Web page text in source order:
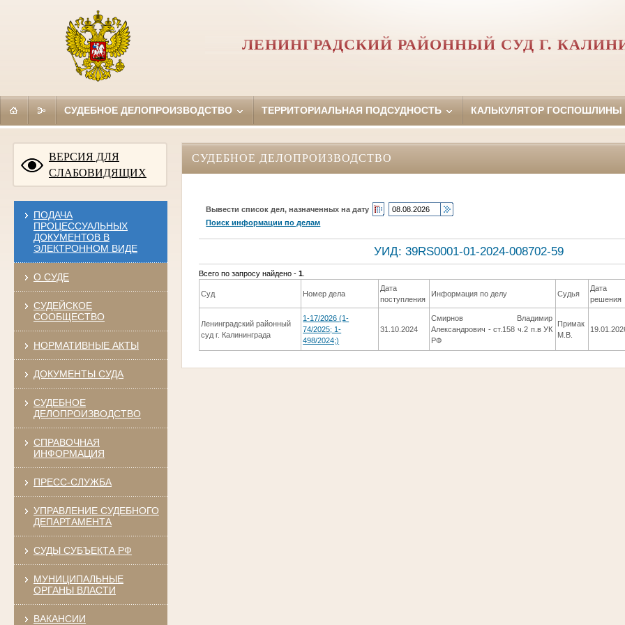
ЛЕНИНГРАДСКИЙ РАЙОННЫЙ СУД Г.
СУДЕБНОЕ ДЕЛОПРОИЗВОДСТВО ТЕРРИТОРИАЛЬНАЯ ПОДСУДНОСТЬ КАЛЬКУЛЯТОР ГОСПОШЛИНЫ
ВЕРСИЯ ДЛЯ
СЛАБОВИДЯЩИХ
ПОДАЧА
ПРОЦЕССУАЛЬНЫХ
ДОКУМЕНТОВ В
ЭЛЕКТРОННОМ ВИДЕ
О СУДЕ
СУДЕЙСКОЕ
СООБЩЕСТВО
НОРМАТИВНЫЕ АКТЫ
ДОКУМЕНТЫ СУДА
СУДЕБНОЕ
ДЕЛОПРОИЗВОДСТВО
СПРАВОЧНАЯ
ИНФОРМАЦИЯ
ПРЕСС-СЛУЖБА
УПРАВЛЕНИЕ СУДЕБНОГО
ДЕПАРТАМЕНТА
СУДЫ СУБЪЕКТА РФ
МУНИЦИПАЛЬНЫЕ
ОРГАНЫ ВЛАСТИ
ВАКАНСИИ
СУДЕБНОЕ ДЕЛОПРОИЗВОДСТВО
Вывести список дел, назначенных на дату
Поиск информации по делам
УИД: 39RS0001-01-2024-008702-59
Всего по запросу найдено -1
Суд Номер дела
Дата
поступления
Информация по делу Судья
Дата
решения
Ленинградский районный
суд г. Калининграда
1-17/2026 (1-
74/2025; 1-
498/2024;)
31.10.2024
Смирнов Владимир
Александрович - ст.158 ч.2 п.в УК
РФ
Примак
М.В.